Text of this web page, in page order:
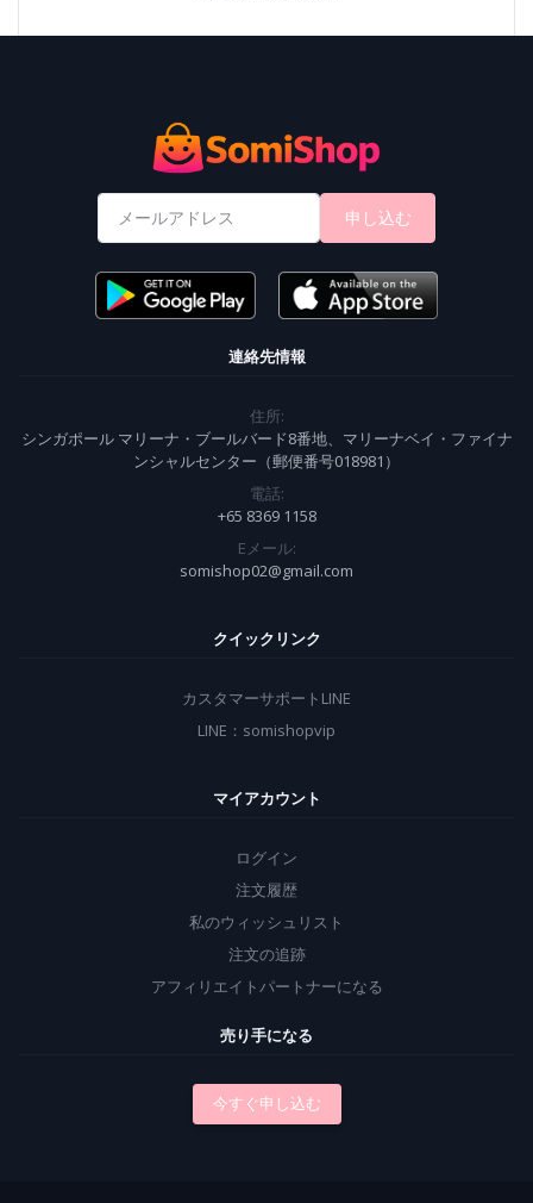
申し込む
連絡先情報
住所:
シンガポール マリーナ・ブールバード8番地、マリーナベイ・ファイナ
ンシャルセンター（郵便番号018981）
電話:
+65 8369 1158
Eメール:
somishop02@gmail.com
クイックリンク
カスタマーサポートLINE
LINE：somishopvip
マイアカウント
ログイン
注文履歴
私のウィッシュリスト
注文の追跡
アフィリエイトパートナーになる
売り手になる
今すぐ申し込む